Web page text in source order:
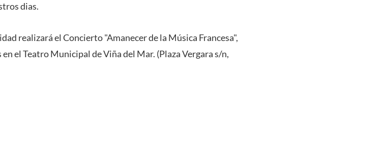
dias.
realizará el Concierto "Amanecer de la Música Francesa",
el Teatro Municipal de Viña del Mar. (Plaza Vergara s/n,